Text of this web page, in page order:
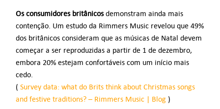
Os consumidores britânicosdemonstram ainda mais
contenção. Um estudo da Rimmers Music revelou que 49%
dos britânicos consideram que as músicas de Natal devem
começar a ser reproduzidas a partir de 1 de dezembro,
embora 20% estejam confortáveis com um início mais
cedo.
( Survey data: what do Brits think about Christmas songs
and festive traditions? – Rimmers Music | Blog )